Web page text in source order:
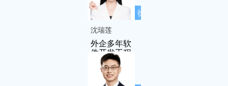
徐先友名师
沈瑞莲
外企多年软
件开发工程